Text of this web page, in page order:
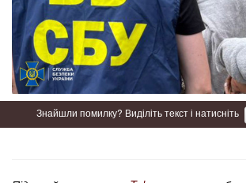
Знайшли помилку? Виділіть текст і натисніть